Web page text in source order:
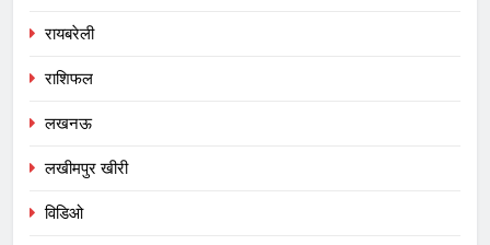
रायबरेली
राशिफल
लखनऊ
लखीमपुर खीरी
विडिओ